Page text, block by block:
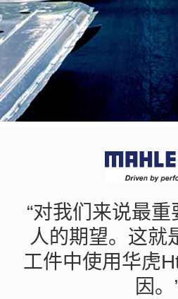
“对我们来说最
人的期望。这就
工件中使用华虎
因。